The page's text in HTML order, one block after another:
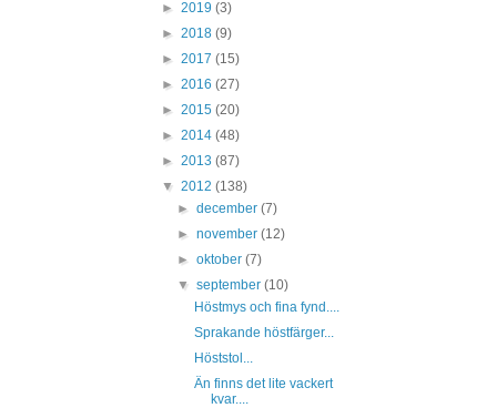
► 2019 (3)
► 2018 (9)
► 2017 (15)
► 2016 (27)
► 2015 (20)
► 2014 (48)
► 2013 (87)
▼ 2012 (138)
►december(7)
►november(12)
►oktober(7)
▼september(10)
Höstmys och fina fynd....
Sprakande höstfärger...
Höststol...
Än finns det lite vackert
kvar....